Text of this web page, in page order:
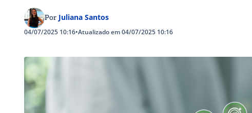
Por Juliana Santos
04/07/2025 10:16•Atualizado em 04/07/2025 10:16